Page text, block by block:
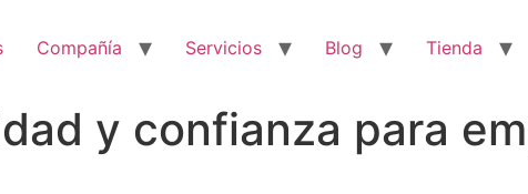
Compañía Servicios Blog Tienda
y confianza para